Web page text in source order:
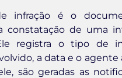
infração é o
constatação de uma
registra o tipo de
a data e o agente
são geradas as